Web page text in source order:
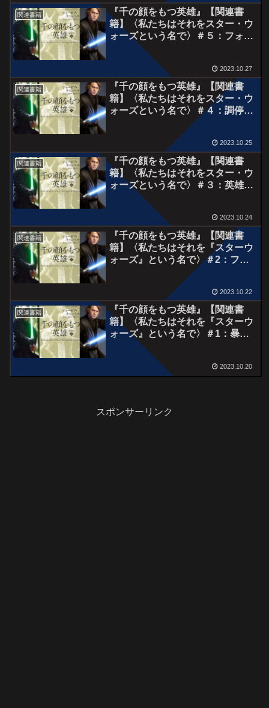
関連書籍
『千の顔をもつ英雄』【関連書
籍】〈私たちはそれをスター・ウ
ォーズという名で〉＃５：フォー
スに惑う者たち
2023.10.27
関連書籍
『千の顔をもつ英雄』【関連書
籍】〈私たちはそれをスター・ウ
ォーズという名で〉＃４：調停者
2023.10.25
関連書籍
『千の顔をもつ英雄』【関連書
籍】〈私たちはそれをスター・ウ
ォーズという名で〉＃３：英雄の
2023.10.24
関連書籍
『千の顔をもつ英雄』【関連書
籍】〈私たちはそれを『スターウ
ォーズ』という名で〉＃2：フォ
2023.10.22
関連書籍
『千の顔をもつ英雄』【関連書
籍】〈私たちはそれを『スターウ
ォーズ』という名で〉＃1：暴君
と英雄。
2023.10.20
スポンサーリンク